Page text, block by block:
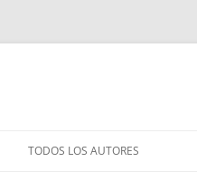
TODOS LOS AUTORES